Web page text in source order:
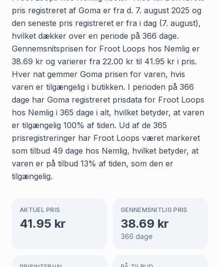
pris registreret af Goma er fra d. 7. august 2025 og
den seneste pris registreret er fra i dag (7. august),
hvilket dækker over en periode på 366 dage.
Gennemsnitsprisen for Froot Loops hos Nemlig er
38.69 kr og varierer fra 22.00 kr til 41.95 kr i pris.
Hver nat gemmer Goma prisen for varen, hvis
varen er tilgængelig i butikken. I perioden på 366
dage har Goma registreret prisdata for Froot Loops
hos Nemlig i 365 dage i alt, hvilket betyder, at varen
er tilgængelig 100% af tiden. Ud af de 365
prisregistreringer har Froot Loops været markeret
som tilbud 49 dage hos Nemlig, hvilket betyder, at
varen er på tilbud 13% af tiden, som den er
tilgængelig.
AKTUEL PRIS
41.95 kr
GENNEMSNITLIG PRIS
38.69 kr
366 dage